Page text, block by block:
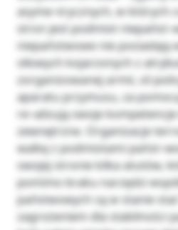
asyme¬trycznych, w których
stron jest podmiot
niepaństwowe nie posiadają
siłowych kojarzonych z
zorganizowanej armii, sil
aparatu przymusu, za
re¬alizują swoje
zewnętrzne. Organizacje
walkę z podmiotami
swojej stronie kilka atutów,
pomimo braku narzędzi
państwowych są w stanie
zagrożeniem dla stabilności